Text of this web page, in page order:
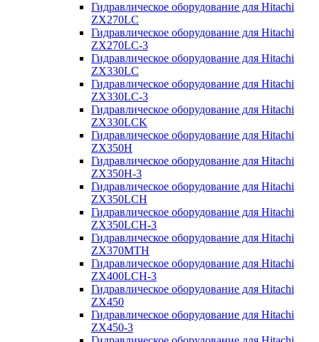
Гидравлическое оборудование для Hitachi
ZX270LC
Гидравлическое оборудование для Hitachi
ZX270LC-3
Гидравлическое оборудование для Hitachi
ZX330LC
Гидравлическое оборудование для Hitachi
ZX330LC-3
Гидравлическое оборудование для Hitachi
ZX330LCK
Гидравлическое оборудование для Hitachi
ZX350H
Гидравлическое оборудование для Hitachi
ZX350H-3
Гидравлическое оборудование для Hitachi
ZX350LCH
Гидравлическое оборудование для Hitachi
ZX350LCH-3
Гидравлическое оборудование для Hitachi
ZX370MTH
Гидравлическое оборудование для Hitachi
ZX400LCH-3
Гидравлическое оборудование для Hitachi
ZX450
Гидравлическое оборудование для Hitachi
ZX450-3